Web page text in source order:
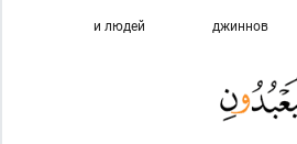
джиннов
и людей